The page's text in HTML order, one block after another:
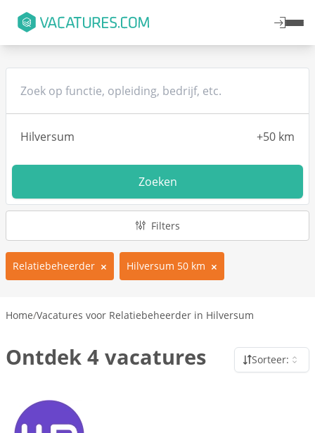
Zoeken
Filters
Relatiebeheerder Hilversum 50 km
Home/Vacatures voor Relatiebeheerder in Hilversum
Ontdek 4 vacatures Sorteer: